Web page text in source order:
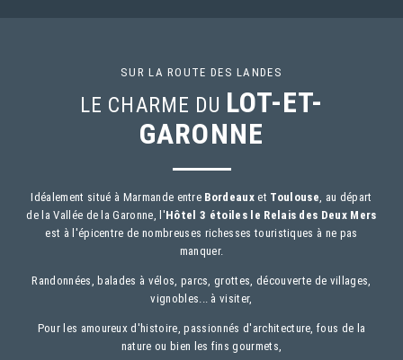
SUR LA ROUTE DES LANDES
LE CHARME DU LOT-ET-
GARONNE
Idéalement situé à Marmande entre Bordeauxet Toulouse , au départ
de la Vallée de la Garonne, l'Hôtel 3 étoiles le Relais des Deux Mers
est à l'épicentre de nombreuses richesses touristiques à ne pas
manquer.
Randonnées, balades à vélos, parcs, grottes, découverte de villages,
vignobles... à visiter,
Pour les amoureux d'histoire, passionnés d'architecture, fous de la
nature ou bien les fins gourmets,
SÉMINAIRES
SERVICES
OFFRES
ACTIVITÉS
PHOTOS
CONTACT & ACCÈS
RÉSERVATION